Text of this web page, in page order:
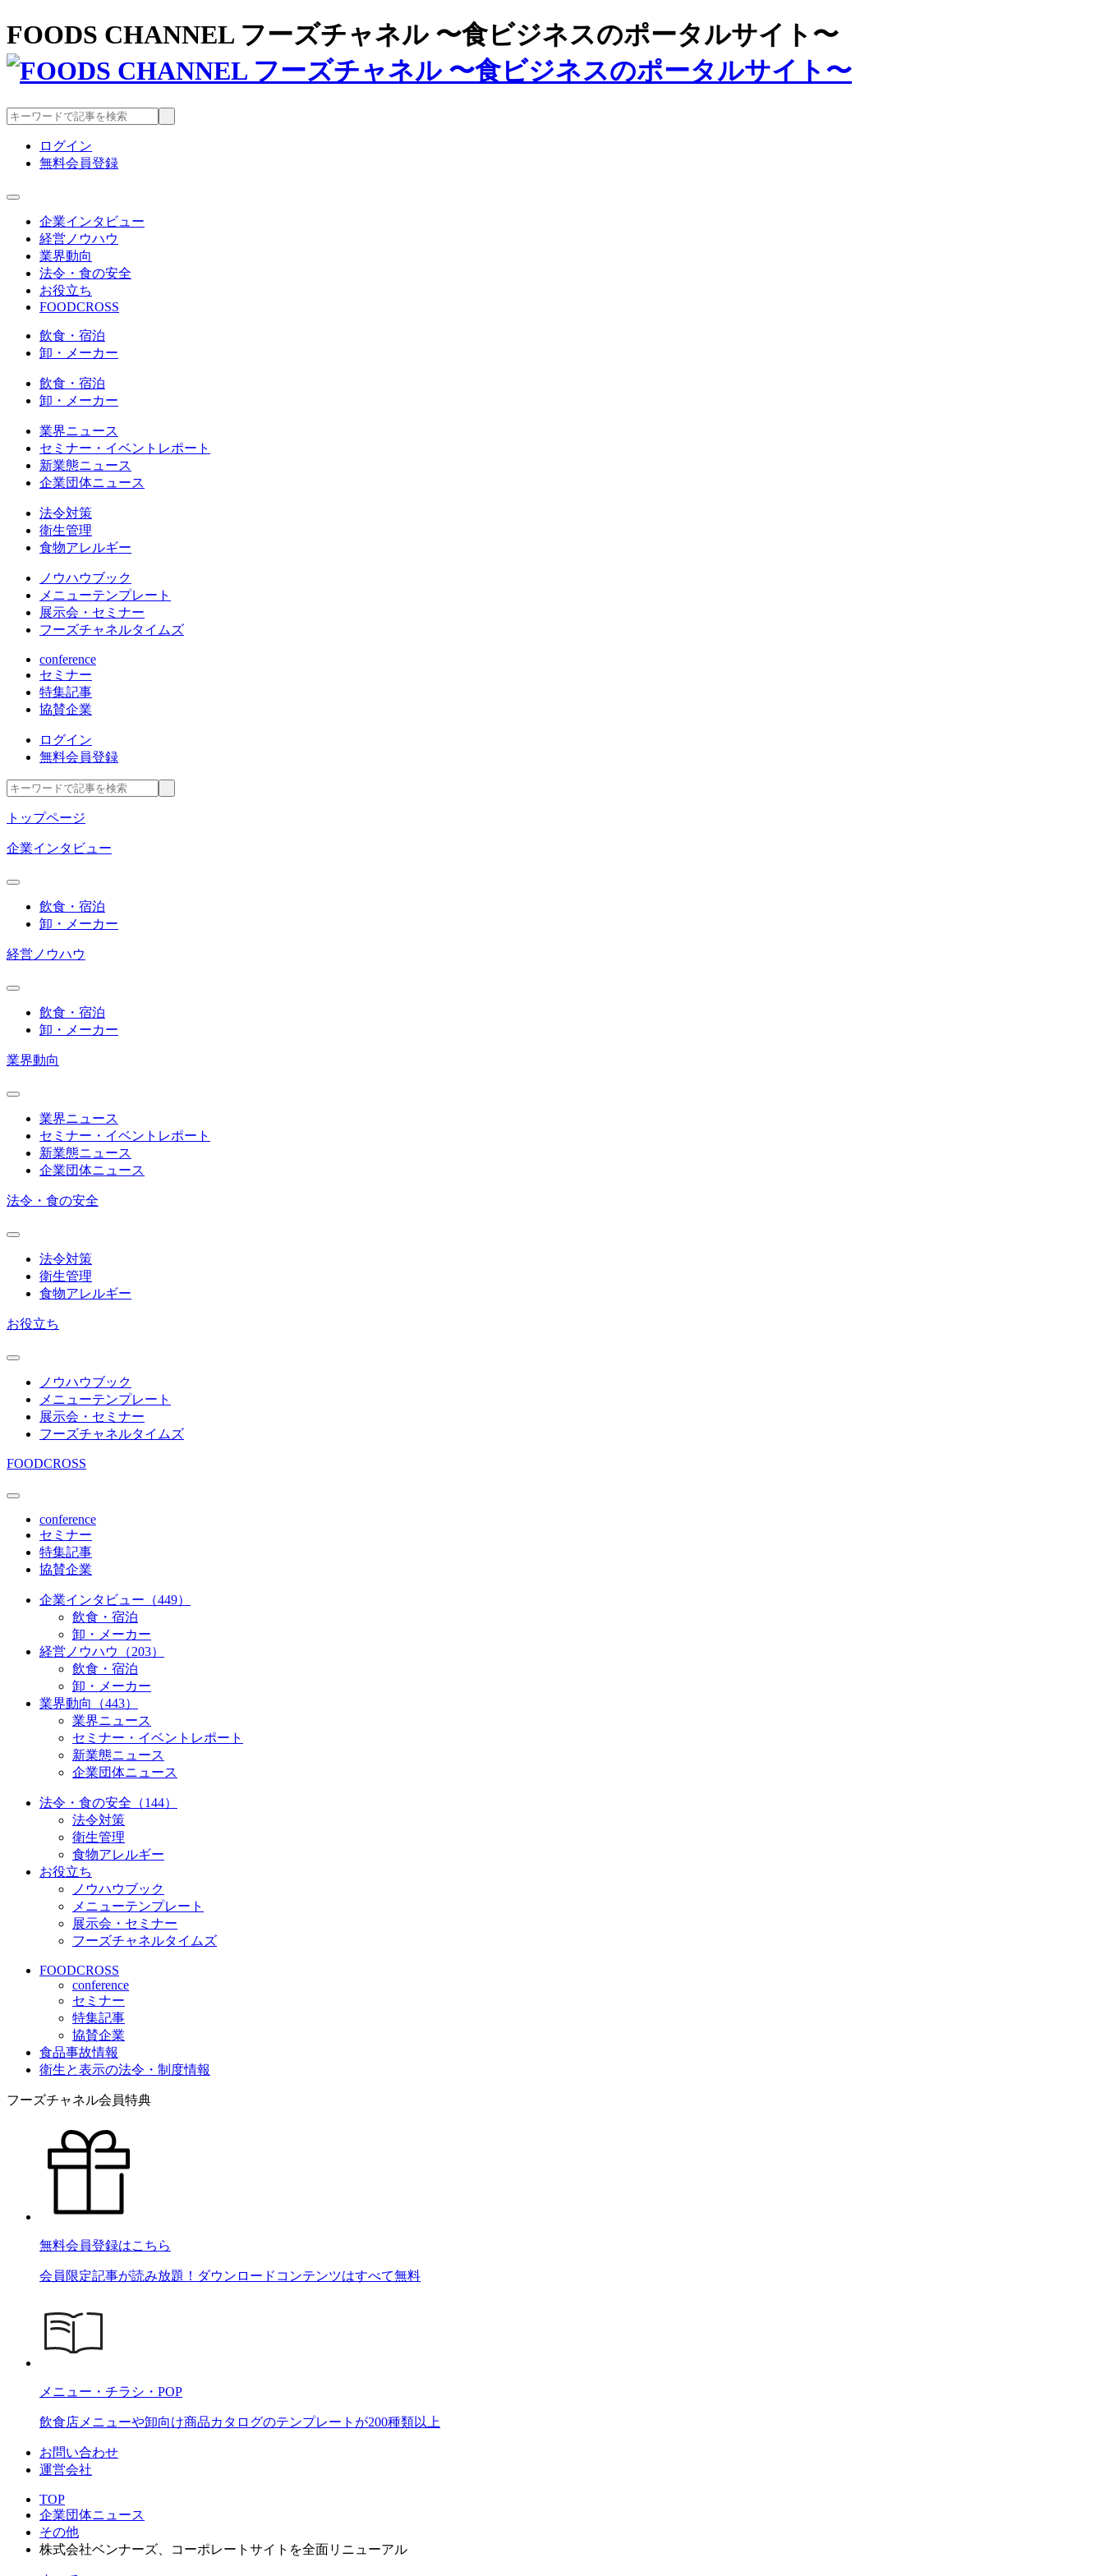
FOODS CHANNEL フーズチャネル 〜食ビジネスのポータルサイト〜
ログイン
無料会員登録
企業インタビュー
経営ノウハウ
業界動向
法令・食の安全
お役立ち
FOODCROSS
飲食・宿泊
卸・メーカー
飲食・宿泊
卸・メーカー
業界ニュース
セミナー・イベントレポート
新業態ニュース
企業団体ニュース
法令対策
衛生管理
食物アレルギー
ノウハウブック
メニューテンプレート
展示会・セミナー
フーズチャネルタイムズ
conference
セミナー
特集記事
協賛企業
ログイン
無料会員登録
トップページ
企業インタビュー
飲食・宿泊
卸・メーカー
経営ノウハウ
飲食・宿泊
卸・メーカー
業界動向
業界ニュース
セミナー・イベントレポート
新業態ニュース
企業団体ニュース
法令・食の安全
法令対策
衛生管理
食物アレルギー
お役立ち
ノウハウブック
メニューテンプレート
展示会・セミナー
フーズチャネルタイムズ
FOODCROSS
conference
セミナー
特集記事
協賛企業
企業インタビュー（449）
飲食・宿泊
卸・メーカー
経営ノウハウ（203）
飲食・宿泊
卸・メーカー
業界動向（443）
業界ニュース
セミナー・イベントレポート
新業態ニュース
企業団体ニュース
法令・食の安全（144）
法令対策
衛生管理
食物アレルギー
お役立ち
ノウハウブック
メニューテンプレート
展示会・セミナー
フーズチャネルタイムズ
FOODCROSS
conference
セミナー
特集記事
協賛企業
食品事故情報
衛生と表示の法令・制度情報
フーズチャネル会員特典
無料会員登録はこちら
会員限定記事が読み放題！ダウンロードコンテンツはすべて無料
メニュー・チラシ・POP
飲食店メニューや卸向け商品カタログのテンプレートが200種類以上
お問い合わせ
運営会社
TOP
企業団体ニュース
その他
株式会社ベンナーズ、コーポレートサイトを全面リニューアル